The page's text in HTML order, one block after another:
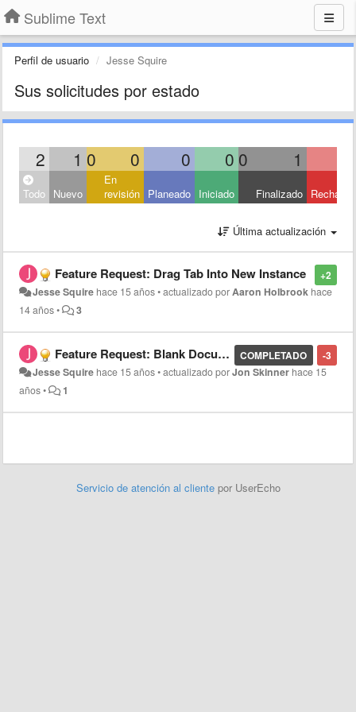
Sublime Text
Perfil de usuario Jesse Squire
Sus solicitudes por estado
2 1 0 0 0 0 0 1
Todo Nuevo
En
revisión Planeado Iniciado Finalizado
Última actualización
+2
Feature Request: Drag Tab Into New Instance
Jesse Squire hace 15 años•actualizado porAaron Holbrook hace
14 años• 3
-3
COMPLETADO
Feature Request: Blank Document By Default
Jesse Squire hace 15 años•actualizado porJon Skinner hace 15
años• 1
Servicio de atención al cliente por UserEcho